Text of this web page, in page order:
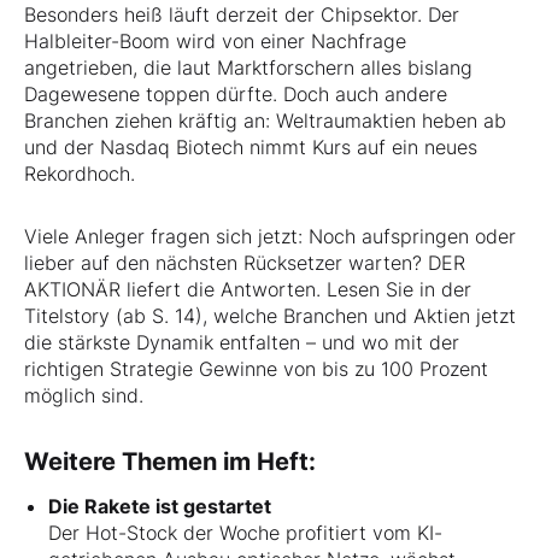
Besonders heiß läuft derzeit der Chipsektor. Der
Halbleiter-Boom wird von einer Nachfrage
angetrieben, die laut Marktforschern alles bislang
Dagewesene toppen dürfte. Doch auch andere
Branchen ziehen kräftig an: Weltraumaktien heben ab
und der Nasdaq Biotech nimmt Kurs auf ein neues
Rekordhoch.
Viele Anleger fragen sich jetzt: Noch aufspringen oder
lieber auf den nächsten Rücksetzer warten? DER
AKTIONÄR liefert die Antworten. Lesen Sie in der
Titelstory (ab S. 14), welche Branchen und Aktien jetzt
die stärkste Dynamik entfalten – und wo mit der
richtigen Strategie Gewinne von bis zu 100 Prozent
möglich sind.
Weitere Themen im Heft:
Die Rakete ist gestartet
Der Hot-Stock der Woche profitiert vom KI-